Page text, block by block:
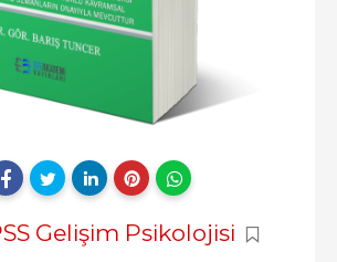
Gelişim Psikolojisi